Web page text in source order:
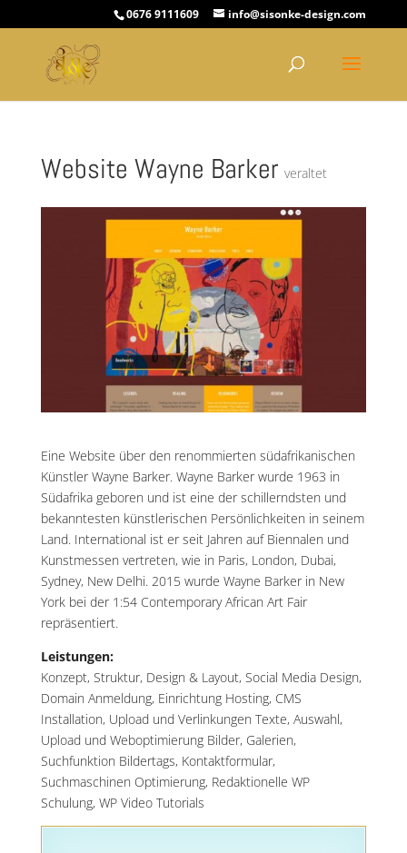
0676 9111609 info@sisonke-design.com
Website Wayne Barker veraltet
Eine Website über den renommierten südafrikanischen
Künstler Wayne Barker. Wayne Barker wurde 1963 in
Südafrika geboren und ist eine der schillerndsten und
bekanntesten künstlerischen Persönlichkeiten in seinem
Land. International ist er seit Jahren auf Biennalen und
Kunstmessen vertreten, wie in Paris, London, Dubai,
Sydney, New Delhi. 2015 wurde Wayne Barker in New
York bei der 1:54 Contemporary African Art Fair
repräsentiert.
Leistungen:
Konzept, Struktur, Design & Layout, Social Media Design,
Domain Anmeldung, Einrichtung Hosting, CMS
Installation, Upload und Verlinkungen Texte, Auswahl,
Upload und Weboptimierung Bilder, Galerien,
Suchfunktion Bildertags, Kontaktformular,
Suchmaschinen Optimierung, Redaktionelle WP
Schulung, WP Video Tutorials